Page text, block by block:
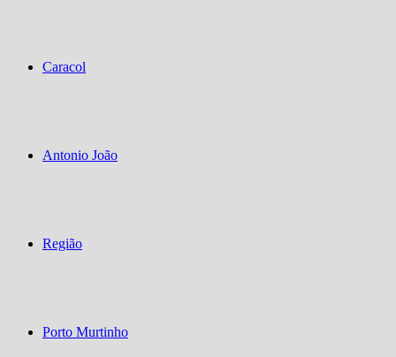
Caracol
Antonio João
Região
Porto Murtinho